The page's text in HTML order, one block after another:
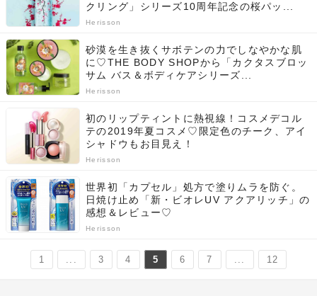
クリング」シリーズ10周年記念の桜パッ...
Herisson
砂漠を生き抜くサボテンの力でしなやかな肌
に♡THE BODY SHOPから「カクタスブロッ
サム バス＆ボディケアシリーズ...
Herisson
初のリップティントに熱視線！コスメデコル
テの2019年夏コスメ♡限定色のチーク、アイ
シャドウもお目見え！
Herisson
世界初「カプセル」処方で塗りムラを防ぐ。
日焼け止め「新・ビオレUV アクアリッチ」の
感想＆レビュー♡
Herisson
1 ... 3 4 5 6 7 ... 12